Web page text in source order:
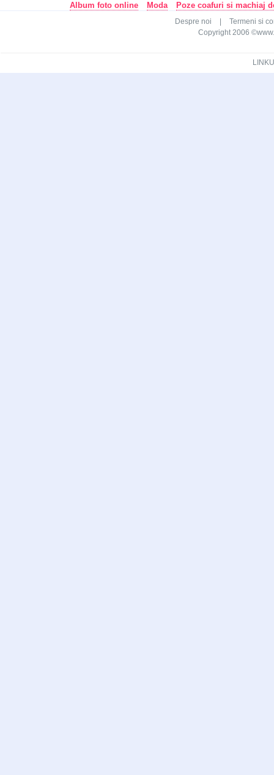
Album foto online
Moda Poze coafuri si machiaj
Despre noi
Termeni si
Copyright 2006